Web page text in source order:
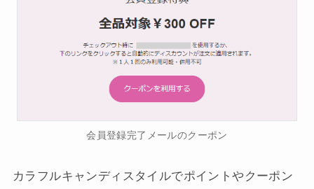
会員登録完了メールのクーポン
カラフルキャンディスタイルでポイントやクーポン